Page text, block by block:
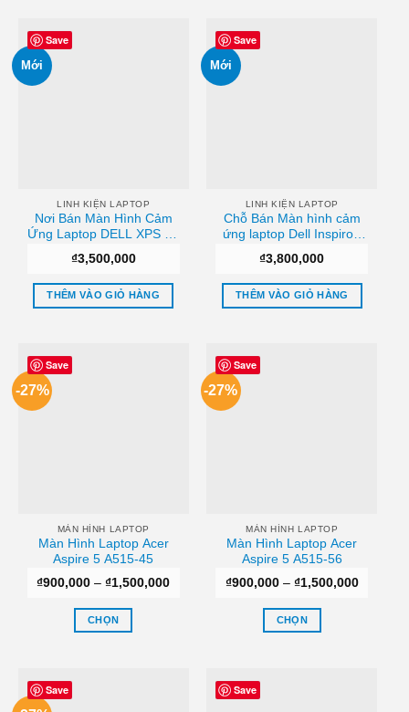
Save
Mới
LINH KIỆN LAPTOP
Nơi Bán Màn Hình Cảm
Ứng Laptop DELL XPS 14
Cụm Giá tốt
₫3,500,000
THÊM VÀO GIỎ HÀNG
Save
Mới
LINH KIỆN LAPTOP
Chỗ Bán Màn hình cảm
ứng laptop Dell Inspiron
5368/7378/7368/5378/5379
FHD Touch Screen
B133HAB01.0 Giá tốt
₫3,800,000
THÊM VÀO GIỎ HÀNG
Save
-27%
MÀN HÌNH LAPTOP
Màn Hình Laptop Acer
Aspire 5 A515-45
₫900,000 – ₫1,500,000Khoảng
CHỌN
Save
-27%
MÀN HÌNH LAPTOP
Màn Hình Laptop Acer
Aspire 5 A515-56
₫900,000 – ₫1,500,000Khoảng
CHỌN
Save Save